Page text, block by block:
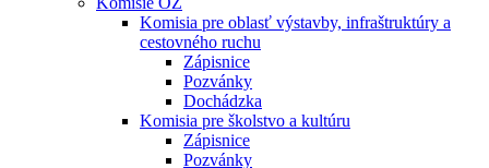
Komisia pre oblasť výstavby, infraštruktúry a
cestovného ruchu
Zápisnice
Pozvánky
Dochádzka
Komisia pre školstvo a kultúru
Zápisnice
Pozvánky